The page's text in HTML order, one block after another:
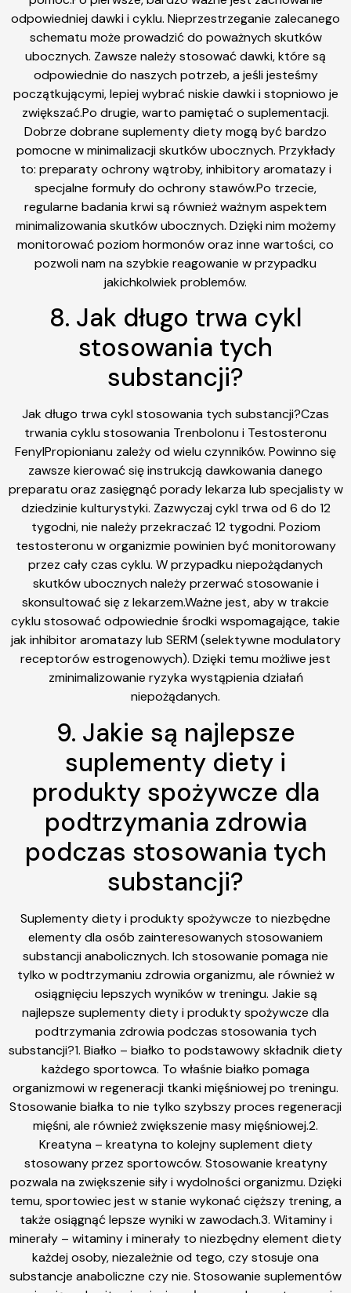
odpowiedniej dawki i cyklu. Nieprzestrzeganie zalecanego
schematu może prowadzić do poważnych skutków
ubocznych. Zawsze należy stosować dawki, które są
odpowiednie do naszych potrzeb, a jeśli jesteśmy
początkującymi, lepiej wybrać niskie dawki i stopniowo je
zwiększać.Po drugie, warto pamiętać o suplementacji.
Dobrze dobrane suplementy diety mogą być bardzo
pomocne w minimalizacji skutków ubocznych. Przykłady
to: preparaty ochrony wątroby, inhibitory aromatazy i
specjalne formuły do ochrony stawów.Po trzecie,
regularne badania krwi są również ważnym aspektem
minimalizowania skutków ubocznych. Dzięki nim możemy
monitorować poziom hormonów oraz inne wartości, co
pozwoli nam na szybkie reagowanie w przypadku
jakichkolwiek problemów.
8. Jak długo trwa cykl
stosowania tych
substancji?
Jak długo trwa cykl stosowania tych substancji?Czas
trwania cyklu stosowania Trenbolonu i Testosteronu
FenylPropionianu zależy od wielu czynników. Powinno się
zawsze kierować się instrukcją dawkowania danego
preparatu oraz zasięgnąć porady lekarza lub specjalisty w
dziedzinie kulturystyki. Zazwyczaj cykl trwa od 6 do 12
tygodni, nie należy przekraczać 12 tygodni. Poziom
testosteronu w organizmie powinien być monitorowany
przez cały czas cyklu. W przypadku niepożądanych
skutków ubocznych należy przerwać stosowanie i
skonsultować się z lekarzem.Ważne jest, aby w trakcie
cyklu stosować odpowiednie środki wspomagające, takie
jak inhibitor aromatazy lub SERM (selektywne modulatory
receptorów estrogenowych). Dzięki temu możliwe jest
zminimalizowanie ryzyka wystąpienia działań
niepożądanych.
9. Jakie są najlepsze
suplementy diety i
produkty spożywcze dla
podtrzymania zdrowia
podczas stosowania tych
substancji?
Suplementy diety i produkty spożywcze to niezbędne
elementy dla osób zainteresowanych stosowaniem
substancji anabolicznych. Ich stosowanie pomaga nie
tylko w podtrzymaniu zdrowia organizmu, ale również w
osiągnięciu lepszych wyników w treningu. Jakie są
najlepsze suplementy diety i produkty spożywcze dla
podtrzymania zdrowia podczas stosowania tych
substancji?1. Białko – białko to podstawowy składnik diety
każdego sportowca. To właśnie białko pomaga
organizmowi w regeneracji tkanki mięśniowej po treningu.
Stosowanie białka to nie tylko szybszy proces regeneracji
mięśni, ale również zwiększenie masy mięśniowej.2.
Kreatyna – kreatyna to kolejny suplement diety
stosowany przez sportowców. Stosowanie kreatyny
pozwala na zwiększenie siły i wydolności organizmu. Dzięki
temu, sportowiec jest w stanie wykonać cięższy trening, a
także osiągnąć lepsze wyniki w zawodach.3. Witaminy i
minerały – witaminy i minerały to niezbędny element diety
każdej osoby, niezależnie od tego, czy stosuje ona
substancje anaboliczne czy nie. Stosowanie suplementów